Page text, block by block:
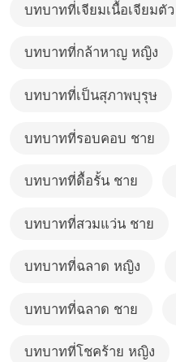
บทบาทที่เจียมเนื้อเจียมตัว
บทบาทที่กล้าหาญ หญิง
บทบาทที่เป็นสุภาพบุรุษ
บทบาทที่รอบคอบ ชาย
บทบาทที่ดื้อรั้น ชาย
บทบาทที่สวมแว่น ชาย
บทบาทที่ฉลาด หญิง
บทบาทที่ฉลาด ชาย
บทบาทที่โชคร้าย หญิง